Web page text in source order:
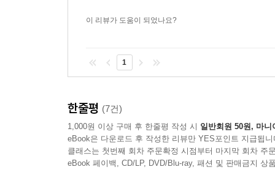
이 리뷰가 도움이 되었나요?
1
한줄평 (7건)
1,000원 이상 구매 후 한줄평 작성 시 일반회원 50원, 마니
eBook은 다운로드 후 작성한 리뷰만 YES포인트 지급됩니
클래스는 첫번째 회차 주문확정 시점부터 마지막 회차 주
eBook 페이백, CD/LP, DVD/Blu-ray, 패션 및 판매금지 상